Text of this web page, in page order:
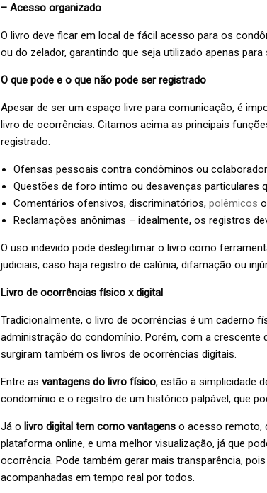
– Acesso organizado
O livro deve ficar em local de fácil acesso para os
ou do zelador, garantindo que seja utilizado apenas para
O que pode e o que não pode ser registrado
Apesar de ser um espaço livre para comunicação, é
livro de ocorrências. Citamos acima as principais
registrado:
Ofensas pessoais contra condôminos ou
Questões de foro íntimo ou desavenças particulares
Comentários ofensivos, discriminatórios,polêmicos
Reclamações anônimas – idealmente, os registros
O uso indevido pode deslegitimar o livro como
judiciais, caso haja registro de calúnia, difamação ou
Livro de ocorrências físico x digital
Tradicionalmente, o livro de ocorrências é um caderno
administração do condomínio. Porém, com a crescente
surgiram também os livros de ocorrências digitais.
Entre as vantagens do livro físico, estão a simplicidade
condomínio e o registro de um histórico palpável, que
Já o livro digital tem como vantagenso acesso remoto,
plataforma online, e uma melhor visualização, já que
ocorrência. Pode também gerar mais transparência,
acompanhadas em tempo real por todos.